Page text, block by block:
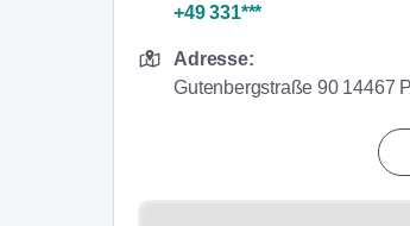
+49 331***
Adresse:
Gutenbergstraße 90 14467